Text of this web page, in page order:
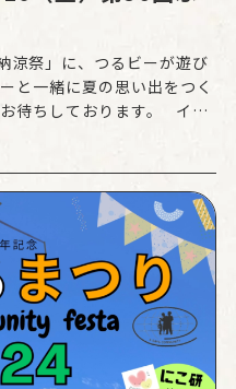
涼祭」に、つるビーが遊び
と一緒に夏の思い出をつく
待ちしております。 イベ
納涼祭 […]